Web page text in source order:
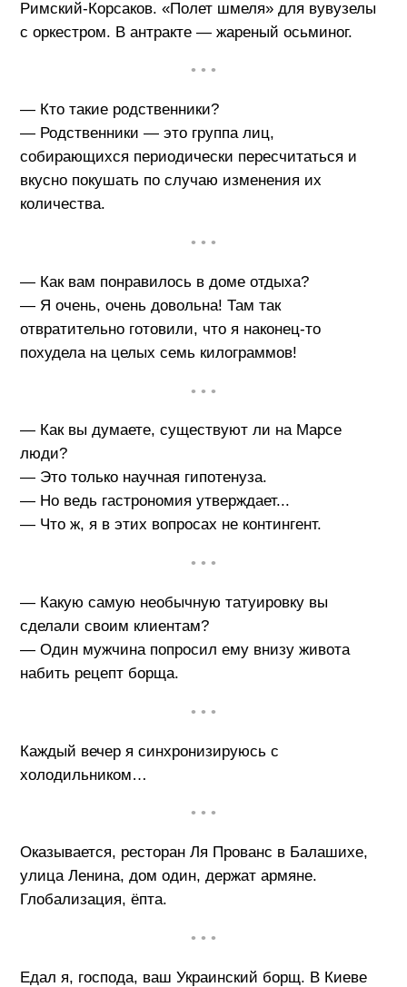
Римский-Корсаков. «Полет шмеля» для вувузелы
с оркестром. В антракте — жареный осьминог.
• • •
— Кто такие родственники?
— Родственники — это группа лиц,
собирающихся периодически пересчитаться и
вкусно покушать по случаю изменения их
количества.
• • •
— Как вам понравилось в доме отдыха?
— Я очень, очень довольна! Там так
отвратительно готовили, что я наконец-то
похудела на целых семь килограммов!
• • •
— Как вы думаете, существуют ли на Марсе
люди?
— Это только научная гипотенуза.
— Но ведь гастрономия утверждает...
— Что ж, я в этих вопросах не контингент.
• • •
— Какую самую необычную татуировку вы
сделали своим клиентам?
— Один мужчина попросил ему внизу живота
набить рецепт борща.
• • •
Каждый вечер я синхронизируюсь с
холодильником…
• • •
Оказывается, ресторан Ля Прованс в Балашихе,
улица Ленина, дом один, держат армяне.
Глобализация, ёпта.
• • •
Едал я, господа, ваш Украинский борщ. В Киеве